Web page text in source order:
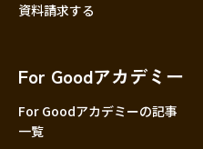
資料請求する
For Goodアカデミー
For Goodアカデミーの記事
一覧